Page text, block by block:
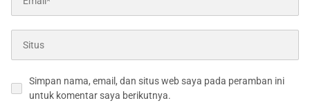
Simpan nama, email, dan situs web saya pada peramban ini
untuk komentar saya berikutnya.